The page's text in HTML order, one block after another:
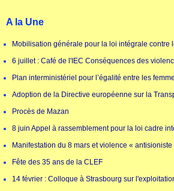
A la Une
Mobilisation générale pour la loi intégrale contre
6 juillet : Café de l'IEC Conséquences des
Plan interministériel pour l’égalité entre les
Adoption de la Directive européenne sur la
Procès de Mazan
8 juin Appel à rassemblement pour la loi cadre
Manifestation du 8 mars et violence « antisioniste
Fête des 35 ans de la CLEF
14 février : Colloque à Strasbourg sur